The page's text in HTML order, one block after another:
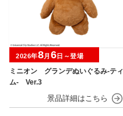
ミニオン グランデぬいぐるみ‐ティ
ム‐ Ver.3
2026年8月 6日～登場